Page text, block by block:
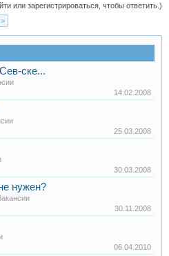
или зарегистрироваться, чтобы ответить.)
ске...
14.02.2008
25.03.2008
30.03.2008
нужен?
30.11.2008
06.04.2010